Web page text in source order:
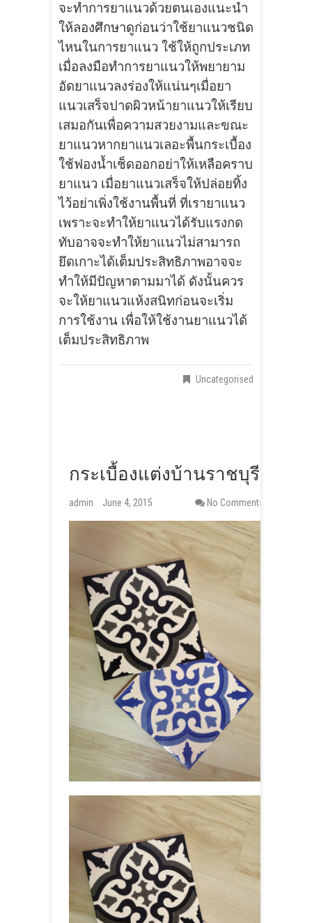
จะทำการยาแนวด้วยตนเองแนะนำ
ให้ลองศึกษาดูก่อนว่าใช้ยาแนวชนิด
ไหนในการยาแนว ใช้ให้ถูกประเภท
เมื่อลงมือทำการยาแนวให้พยายาม
อัดยาแนวลงร่องให้แน่นๆเมื่อยา
แนวเสร็จปาดผิวหน้ายาแนวให้เรียบ
เสมอกันเพื่อความสวยงามและขณะ
ยาแนวหากยาแนวเลอะพื้นกระเบื้อง
ใช้ฟองน้ำเช็ดออกอย่าให้เหลือคราบ
ยาแนว เมื่อยาแนวเสร็จให้ปล่อยทิ้ง
ไว้อย่าเพิ่งใช้งานพื้นที่ ที่เรายาแนว
เพราะจะทำให้ยาแนวได้รับแรงกด
ทับอาจจะทำให้ยาแนวไม่สามารถ
ยึดเกาะได้เต็มประสิทธิภาพอาจจะ
ทำให้มีปัญหาตามมาได้ ดังนั้นควร
จะให้ยาแนวแห้งสนิทก่อนจะเริ่ม
การใช้งาน เพื่อให้ใช้งานยาแนวได้
เต็มประสิทธิภาพ
Uncategorised
กระเบื้องแต่งบ้านราชบุรี
admin June 4, 2015 No Comments